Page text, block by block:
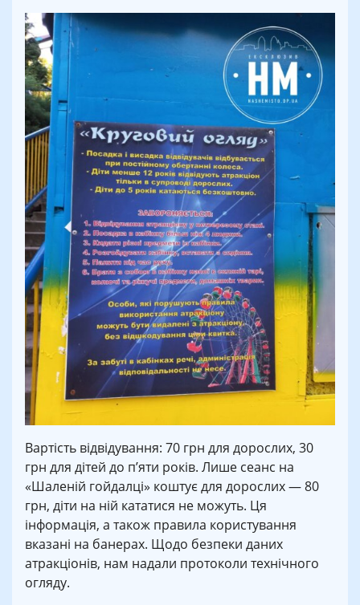
Вартість відвідування: 70 грн для дорослих, 30
грн для дітей до п’яти років. Лише сеанс на
«Шаленій гойдалці» коштує для дорослих — 80
грн, діти на ній кататися не можуть. Ця
інформація, а також правила користування
вказані на банерах. Щодо безпеки даних
атракціонів, нам надали протоколи технічного
огляду.